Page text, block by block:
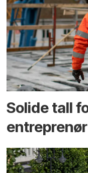
Solide tall
entreprenør